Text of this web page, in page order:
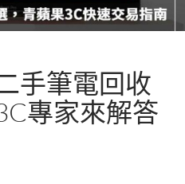
手筆電回收
專家來解答